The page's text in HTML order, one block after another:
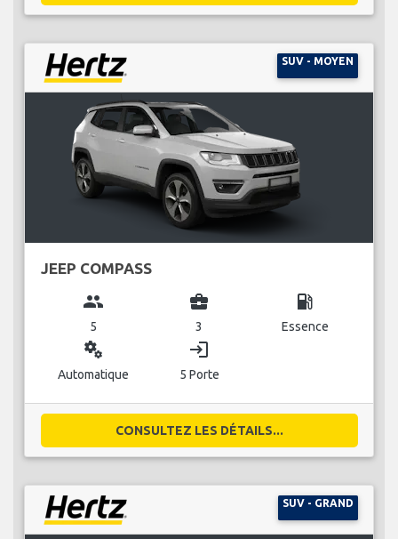
SUV - MOYEN
JEEP COMPASS
group
5
business_center
3
local_gas_station
Essence
miscellaneous_services
Automatique
login
5 Porte
CONSULTEZ LES DÉTAILS...
SUV - GRAND